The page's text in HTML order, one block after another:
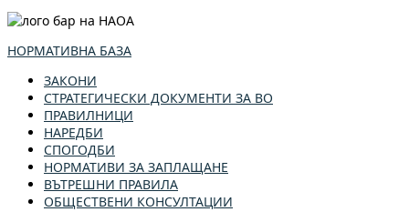
НОРМАТИВНА БАЗА
ЗАКОНИ
СТРАТЕГИЧЕСКИ ДОКУМЕНТИ ЗА ВО
ПРАВИЛНИЦИ
НАРЕДБИ
СПОГОДБИ
НОРМАТИВИ ЗА ЗАПЛАЩАНЕ
ВЪТРЕШНИ ПРАВИЛА
ОБЩЕСТВЕНИ КОНСУЛТАЦИИ